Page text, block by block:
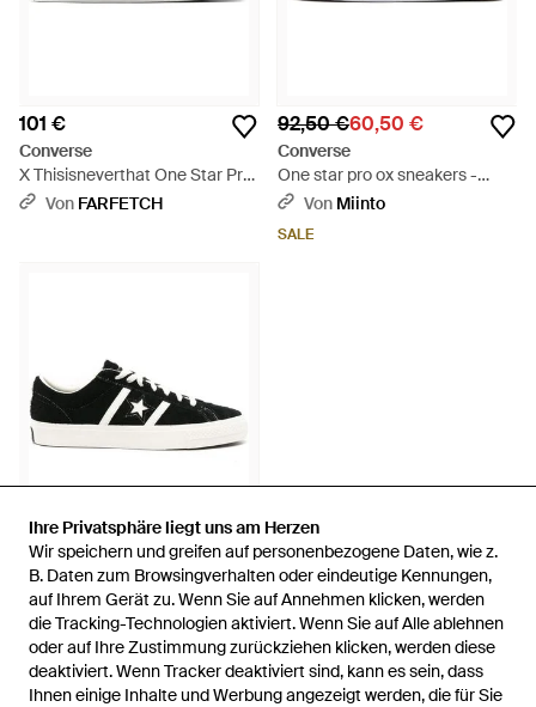
Ihre Privatsphäre liegt uns am Herzen
Wir speichern und greifen auf personenbezogene Daten, wie z.
B. Daten zum Browsingverhalten oder eindeutige Kennungen,
auf Ihrem Gerät zu. Wenn Sie auf Annehmen klicken, werden
die Tracking-Technologien aktiviert. Wenn Sie auf Alle ablehnen
oder auf Ihre Zustimmung zurückziehen klicken, werden diese
deaktiviert. Wenn Tracker deaktiviert sind, kann es sein, dass
Ihnen einige Inhalte und Werbung angezeigt werden, die für Sie
Ihre Privatsphäre liegt uns am Herzen
Wir speichern und greifen auf personenbezogene Daten, wie z.
B. Daten zum Browsingverhalten oder eindeutige Kennungen,
auf Ihrem Gerät zu. Wenn Sie auf Annehmen klicken, werden
die Tracking-Technologien aktiviert. Wenn Sie auf Alle ablehnen
oder auf Ihre Zustimmung zurückziehen klicken, werden diese
deaktiviert. Wenn Tracker deaktiviert sind, kann es sein, dass
Ihnen einige Inhalte und Werbung angezeigt werden, die für Sie
101 €
Converse
X Thisisneverthat One Star Pro
Ox Sneakers - Grün
Von FARFETCH
92,50 €60,50 €
Converse
One star pro ox sneakers -
GrünVon Miinto
SALE
108 €101 €
Converse
One Star Academy Pro
Sneakers - Schwarz
VonFARFETCH
SALE